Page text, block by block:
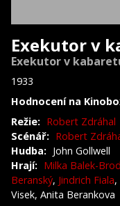
Exekutor v
Exekutor v
1933
Hodnocení na
Režie: Robert Zdráhal
Scénář: Robert
Hudba: John Gollwell
Hrají: Milka Balek-
Beranský, Jindrich Fiala,
Visek, Anita Berankova